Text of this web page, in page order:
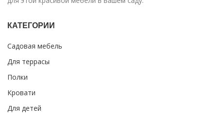
КАТЕГОРИИ
Садовая мебель
Для террасы
Полки
Кровати
Для детей